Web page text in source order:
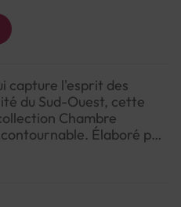
capture l'esprit des
du Sud-Ouest, cette
Chambre
Élaboré par
ce rosé ne se